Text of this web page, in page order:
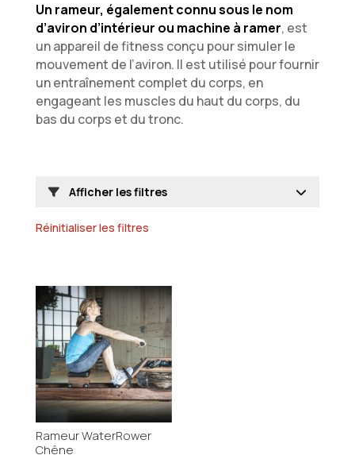
Un rameur, également connu sous le nom
d’aviron d’intérieur ou machine à ramer, est
un appareil de fitness conçu pour simuler le
mouvement de l’aviron. Il est utilisé pour fournir
un entraînement complet du corps, en
engageant les muscles du haut du corps, du
bas du corps et du tronc.
Afficher les filtres
Réinitialiser les filtres
Rameur WaterRower
Chêne